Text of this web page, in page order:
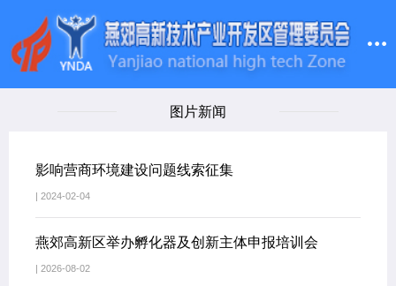
图片新闻
影响营商环境建设问题线索征集
| 2024-02-04
燕郊高新区举办孵化器及创新主体申报培训会
| 2026-08-02